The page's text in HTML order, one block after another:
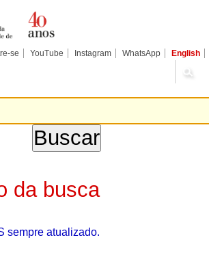
se YouTube Instagram WhatsApp English
da busca
sempre atualizado.